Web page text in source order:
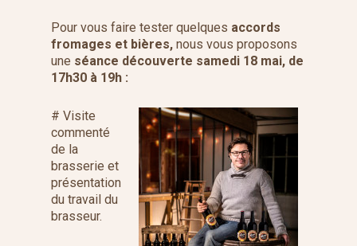
Pour vous faire tester quelques accords
fromages et bières, nous vous proposons
une séance découverte samedi 18 mai, de
17h30 à 19h :
# Visite
commenté
de la
brasserie et
présentation
du travail du
brasseur.